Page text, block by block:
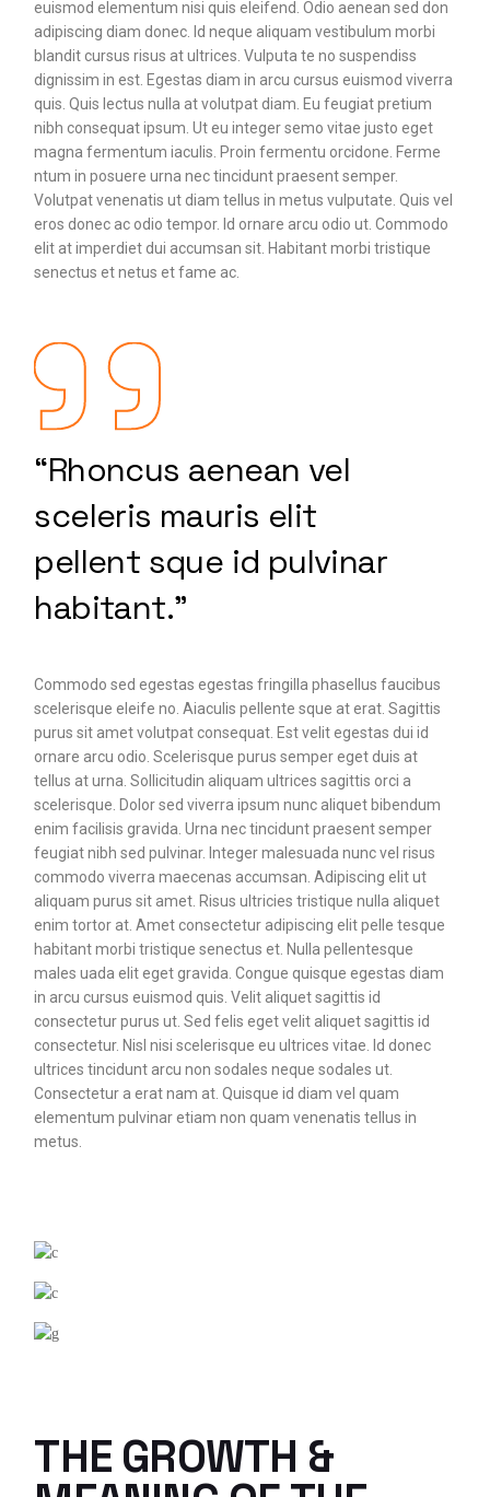
euismod elementum nisi quis eleifend. Odio aenean sed don
adipiscing diam donec. Id neque aliquam vestibulum morbi
blandit cursus risus at ultrices. Vulputa te no suspendiss
dignissim in est. Egestas diam in arcu cursus euismod viverra
quis. Quis lectus nulla at volutpat diam. Eu feugiat pretium
nibh consequat ipsum. Ut eu integer semo vitae justo eget
magna fermentum iaculis. Proin fermentu orcidone. Ferme
ntum in posuere urna nec tincidunt praesent semper.
Volutpat venenatis ut diam tellus in metus vulputate. Quis vel
eros donec ac odio tempor. Id ornare arcu odio ut. Commodo
elit at imperdiet dui accumsan sit. Habitant morbi tristique
senectus et netus et fame ac.
“Rhoncus aenean vel
sceleris mauris elit
pellent sque id pulvinar
habitant.”
Commodo sed egestas egestas fringilla phasellus faucibus
scelerisque eleife no. Aiaculis pellente sque at erat. Sagittis
purus sit amet volutpat consequat. Est velit egestas dui id
ornare arcu odio. Scelerisque purus semper eget duis at
tellus at urna. Sollicitudin aliquam ultrices sagittis orci a
scelerisque. Dolor sed viverra ipsum nunc aliquet bibendum
enim facilisis gravida. Urna nec tincidunt praesent semper
feugiat nibh sed pulvinar. Integer malesuada nunc vel risus
commodo viverra maecenas accumsan. Adipiscing elit ut
aliquam purus sit amet. Risus ultricies tristique nulla aliquet
enim tortor at. Amet consectetur adipiscing elit pelle tesque
habitant morbi tristique senectus et. Nulla pellentesque
males uada elit eget gravida. Congue quisque egestas diam
in arcu cursus euismod quis. Velit aliquet sagittis id
consectetur purus ut. Sed felis eget velit aliquet sagittis id
consectetur. Nisl nisi scelerisque eu ultrices vitae. Id donec
ultrices tincidunt arcu non sodales neque sodales ut.
Consectetur a erat nam at. Quisque id diam vel quam
elementum pulvinar etiam non quam venenatis tellus in
metus.
THE GROWTH &